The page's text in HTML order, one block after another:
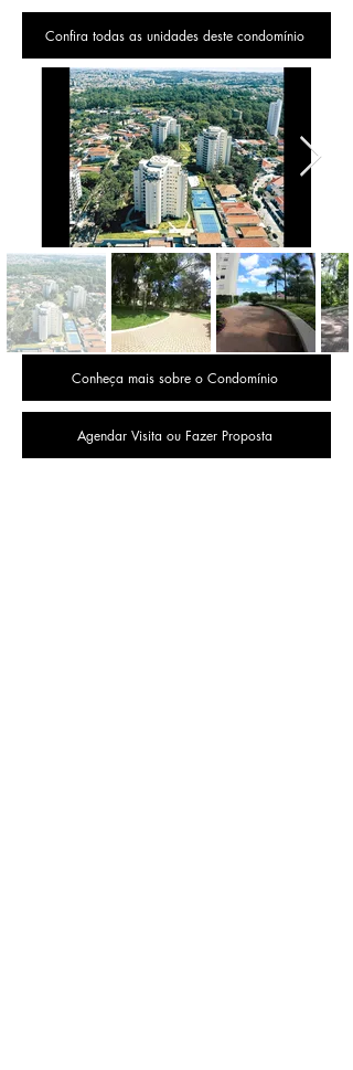
Confira todas as unidades deste condomínio
Conheça mais sobre o Condomínio
Agendar Visita ou Fazer Proposta